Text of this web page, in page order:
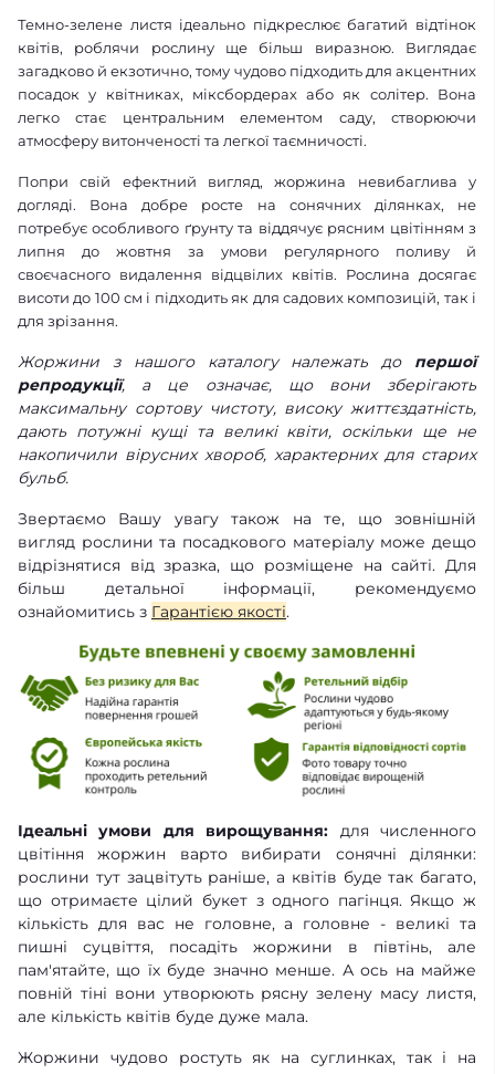
Темно-зелене листя ідеально підкреслює багатий відтінок
квітів, роблячи рослину ще більш виразною. Виглядає
загадково й екзотично, тому чудово підходить для акцентних
посадок у квітниках, міксбордерах або як солітер. Вона
легко стає центральним елементом саду, створюючи
атмосферу витонченості та легкої таємничості.
Попри свій ефектний вигляд, жоржина невибаглива у
догляді. Вона добре росте на сонячних ділянках, не
потребує особливого ґрунту та віддячує рясним цвітінням з
липня до жовтня за умови регулярного поливу й
своєчасного видалення відцвілих квітів. Рослина досягає
висоти до 100 см і підходить як для садових композицій, так і
для зрізання.
Жоржини з нашого каталогу належать до першої
репродукції, а це означає, що вони зберігають
максимальну сортову чистоту, високу життєздатність,
дають потужні кущі та великі квіти, оскільки ще не
накопичили вірусних хвороб, характерних для старих
бульб.
Звертаємо Вашу увагу також на те, що зовнішній
вигляд рослини та посадкового матеріалу може дещо
відрізнятися від зразка, що розміщене на сайті. Для
більш детальної інформації, рекомендуємо
ознайомитись з Гарантією якості.
Ідеальні умови для вирощування: для численного
цвітіння жоржин варто вибирати сонячні ділянки:
рослини тут зацвітуть раніше, а квітів буде так багато,
що отримаєте цілий букет з одного пагінця. Якщо ж
кількість для вас не головне, а головне - великі та
пишні суцвіття, посадіть жоржини в півтінь, але
пам'ятайте, що їх буде значно менше. А ось на майже
повній тіні вони утворюють рясну зелену масу листя,
але кількість квітів буде дуже мала.
Жоржини чудово ростуть як на суглинках, так і на